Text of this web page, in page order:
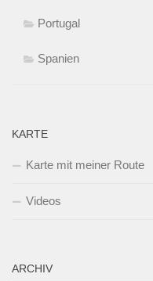
Portugal
Spanien
KARTE
Karte mit meiner Route
Videos
ARCHIV